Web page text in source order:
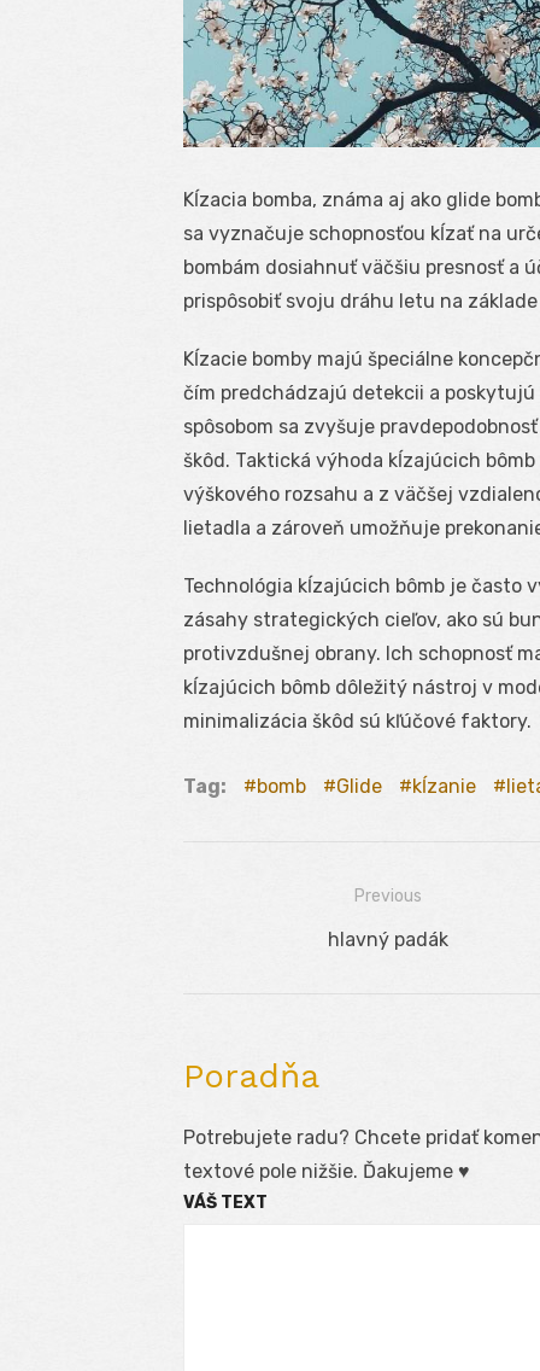
Kĺzacia bomba, známa aj ako glide
sa vyznačuje schopnosťou kĺzať na
bombám dosiahnuť väčšiu presnosť a
prispôsobiť svoju dráhu letu na
Kĺzacie bomby majú špeciálne
čím predchádzajú detekcii a
spôsobom sa zvyšuje
škôd. Taktická výhoda kĺzajúcich
výškového rozsahu a z väčšej
lietadla a zároveň umožňuje
Technológia kĺzajúcich bômb je často
zásahy strategických cieľov, ako sú
protivzdušnej obrany. Ich schopnosť
kĺzajúcich bômb dôležitý nástroj v
minimalizácia škôd sú kľúčové faktory.
Tag: bomb Glide kĺzanie
Navigácia
Previous
Previous
hlavný padák
Poradňa
Potrebujete radu? Chcete pridať
textové pole nižšie. Ďakujeme ♥
VÁŠ TEXT